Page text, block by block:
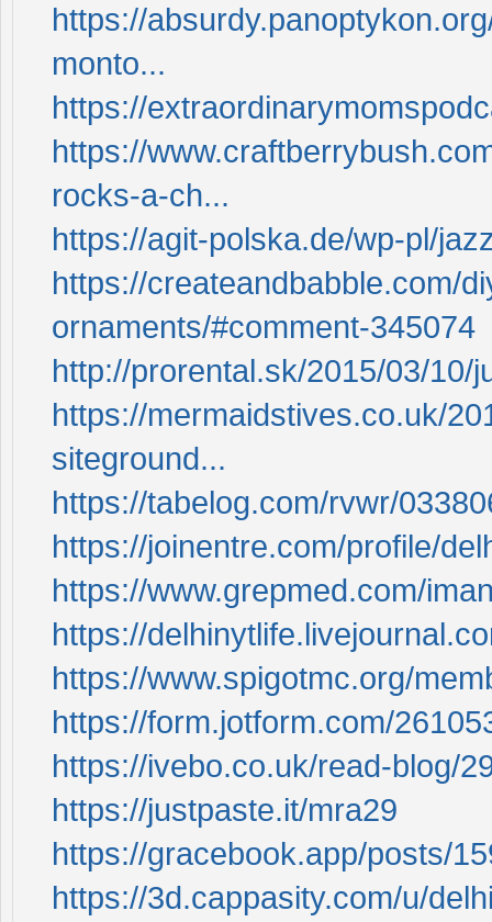
https://
monto...
https://
https://
rocks-a-ch...
https://agit-polska.de/wp-pl/
https://createandbabble.com/
ornaments/#comment-345074
http://prorental.sk/2015/03/10/
https://mermaidstives.co.uk/
siteground...
https://tabelog.com/rvwr/
https://joinentre.com/profile/
https://www.grepmed.com/
https://
https://www.spigotmc.org/
https://form.jotform.com/
https://ivebo.co.uk/read-blog/
https://justpaste.it/mra29
https://gracebook.app/posts/
https://3d.cappasity.com/u/